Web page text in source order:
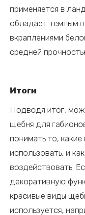
применяется в
обладает темным
вкраплениями
средней
Итоги
Подводя итог,
щебня для
понимать то,
использовать, и
воздействовать.
декоративную
красивые виды
используется,